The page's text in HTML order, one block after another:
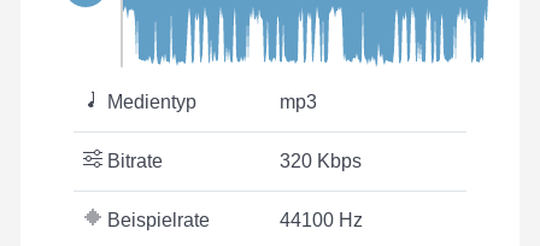
Medientyp mp3
Bitrate 320 Kbps
Beispielrate 44100 Hz